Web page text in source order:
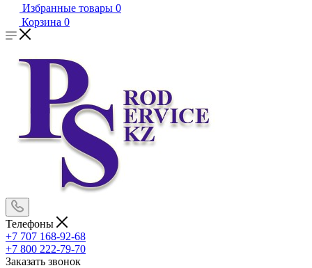
Избранные товары 0
Корзина 0
Телефоны
+7 707 168-92-68
+7 800 222-79-70
Заказать звонок